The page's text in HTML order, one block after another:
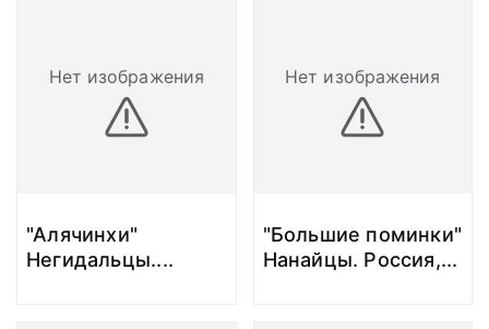
Нет изображения
"Алячинхи"
Негидальцы....
Нет изображения
"Большие поминки"
Нанайцы. Россия,...